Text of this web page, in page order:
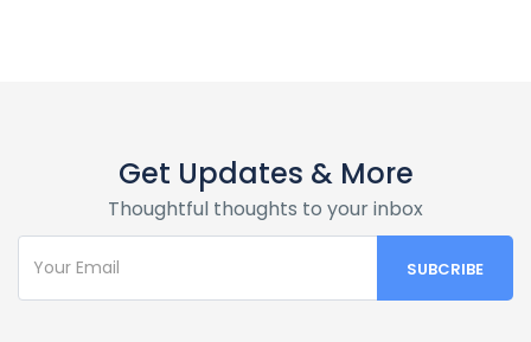
Get Updates & More
Thoughtful thoughts to your inbox